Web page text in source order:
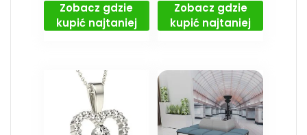
Zobacz gdzie
kupić najtaniej
Zobacz gdzie
kupić najtaniej